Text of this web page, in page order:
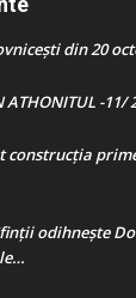
din 20
ATHONITUL -11/
construcţia
odihnește